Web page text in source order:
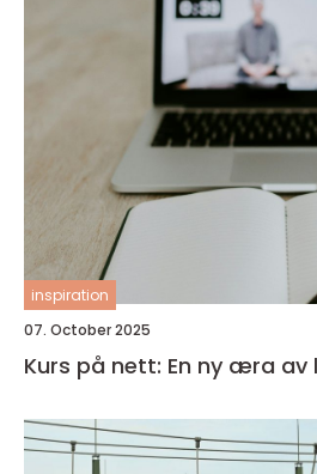
inspiration
07. October 2025
Kurs på nett: En ny æra